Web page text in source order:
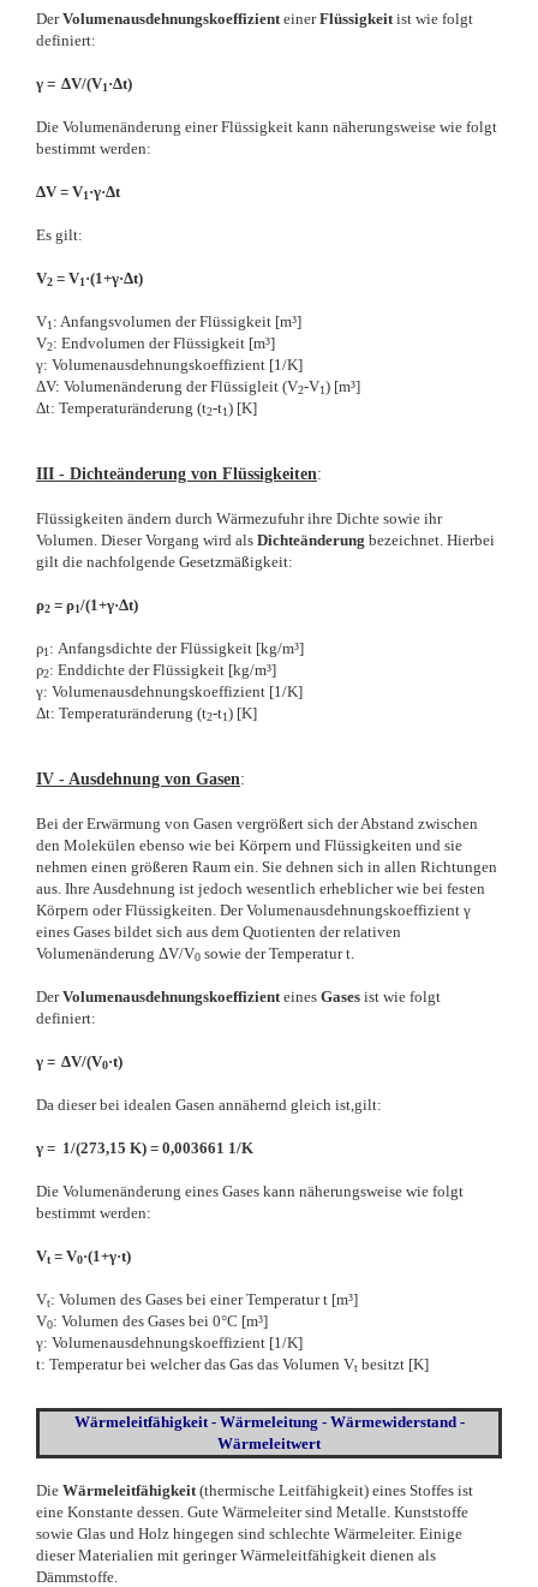
DerVolumenausdehnungskoeffizient einerFlüssigkeit ist wie folgt
definiert:
γ = ΔV/(V1·Δt)
Die Volumenänderung einer Flüssigkeit kann näherungsweise wie folgt
bestimmt werden:
ΔV = V1·γ·Δt
Es gilt:
V2 = V1·(1+γ·Δt)
V1 : Anfangsvolumen der Flüssigkeit [m³]
V2: Endvolumen der Flüssigkeit [m³]
γ: Volumenausdehnungskoeffizient [1/K]
ΔV: Volumenänderung der Flüssigleit (V2-V1) [m³]
Δt: Temperaturänderung (t2-t1) [K]
III - Dichteänderung von Flüssigkeiten:
Flüssigkeiten ändern durch Wärmezufuhr ihre Dichte sowie ihr
Volumen. Dieser Vorgang wird als Dichteänderung bezeichnet. Hierbei
gilt die nachfolgende Gesetzmäßigkeit:
ρ2 = ρ1/(1+γ·Δt)
ρ1 : Anfangsdichte der Flüssigkeit [kg/m³]
ρ2: Enddichte der Flüssigkeit [kg/m³]
γ: Volumenausdehnungskoeffizient [1/K]
Δt: Temperaturänderung (t2-t1) [K]
IV - Ausdehnung von Gasen:
Bei der Erwärmung von Gasen vergrößert sich der Abstand zwischen
den Molekülen ebenso wie bei Körpern und Flüssigkeiten und sie
nehmen einen größeren Raum ein. Sie dehnen sich in allen Richtungen
aus. Ihre Ausdehnung ist jedoch wesentlich erheblicher wie bei festen
Körpern oder Flüssigkeiten. Der Volumenausdehnungskoeffizient γ
eines Gases bildet sich aus dem Quotienten der relativen
Volumenänderung ΔV/V0 sowie der Temperatur t.
DerVolumenausdehnungskoeffizient eines Gases ist wie folgt
definiert:
γ = ΔV/(V0·t)
Da dieser bei idealen Gasen annähernd gleich ist,gilt:
γ = 1/(273,15 K) = 0,003661 1/K
Die Volumenänderung eines Gases kann näherungsweise wie folgt
bestimmt werden:
Vt = V0·(1+γ·t)
Vt: Volumen des Gases bei einer Temperatur t [m³]
V0: Volumen des Gases bei 0°C [m³]
γ: Volumenausdehnungskoeffizient [1/K]
t: Temperatur bei welcher das Gas das Volumen Vt besitzt [K]
Wärmeleitfähigkeit - Wärmeleitung - Wärmewiderstand -
Wärmeleitwert
Die Wärmeleitfähigkeit (thermische Leitfähigkeit) eines Stoffes ist
eine Konstante dessen. Gute Wärmeleiter sind Metalle. Kunststoffe
sowie Glas und Holz hingegen sind schlechte Wärmeleiter. Einige
dieser Materialien mit geringer Wärmeleitfähigkeit dienen als
Dämmstoffe.